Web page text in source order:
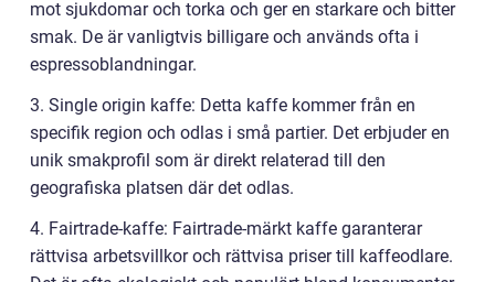
mot sjukdomar och torka och ger en starkare och bitter
smak. De är vanligtvis billigare och används ofta i
espressoblandningar.
3. Single origin kaffe: Detta kaffe kommer från en
specifik region och odlas i små partier. Det erbjuder en
unik smakprofil som är direkt relaterad till den
geografiska platsen där det odlas.
4. Fairtrade-kaffe: Fairtrade-märkt kaffe garanterar
rättvisa arbetsvillkor och rättvisa priser till kaffeodlare.